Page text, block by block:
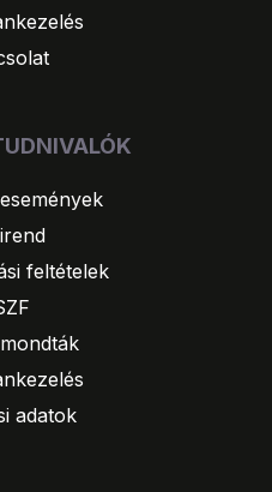
feltételek
adatok